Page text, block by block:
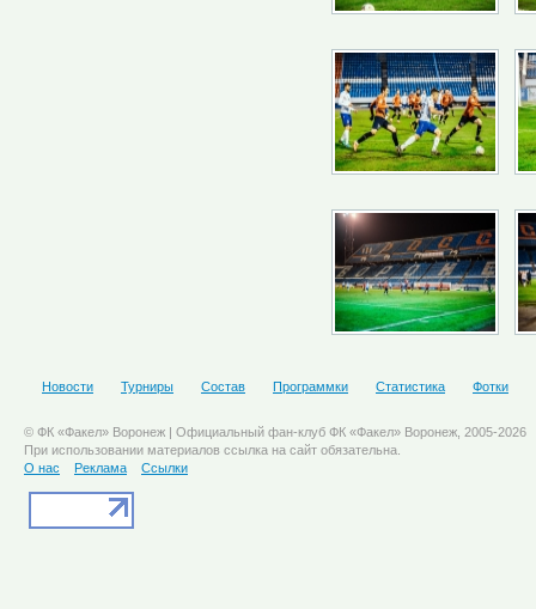
Новости Турниры Состав Программки Статистика Фотки
© ФК «Факел» Воронеж | Официальный фан-клуб ФК «Факел» Воронеж, 2005-2026
При использовании материалов ссылка на сайт обязательна.
О нас
Реклама Ссылки